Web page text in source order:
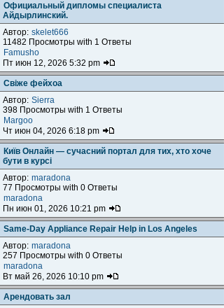
Официальный дипломы специалиста
Айдырлинский.
Автор: skelet666
11482 Просмотры with 1 Ответы
Famusho
Пт июн 12, 2026 5:32 pm
Свіже фейхоа
Автор: Sierra
398 Просмотры with 1 Ответы
Margoo
Чт июн 04, 2026 6:18 pm
Київ Онлайн — сучасний портал для тих, хто хоче
бути в курсі
Автор: maradona
77 Просмотры with 0 Ответы
maradona
Пн июн 01, 2026 10:21 pm
Same-Day Appliance Repair Help in Los Angeles
Автор: maradona
257 Просмотры with 0 Ответы
maradona
Вт май 26, 2026 10:10 pm
Арендовать зал